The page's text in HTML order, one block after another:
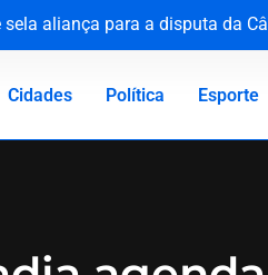
aliança para a disputa da
Buzzi por assédio e
acolhimento diante do abuso
em bebê é medida de
Cidades Política Esporte